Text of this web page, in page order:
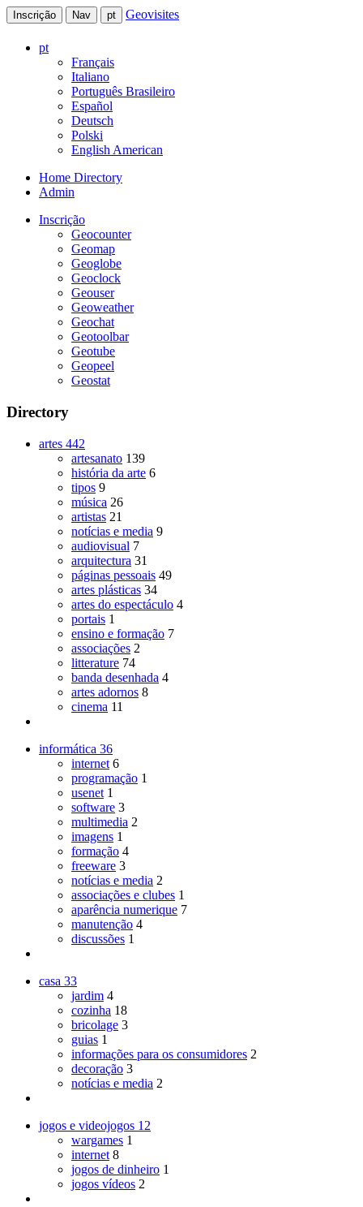
Inscrição Nav pt Geovisites
pt
Français
Italiano
Português Brasileiro
Español
Deutsch
Polski
English American
Home Directory
Admin
Inscrição
Geocounter
Geomap
Geoglobe
Geoclock
Geouser
Geoweather
Geochat
Geotoolbar
Geotube
Geopeel
Geostat
Directory
artes 442
artesanato 139
história da arte 6
tipos 9
música 26
artistas 21
notícias e media 9
audiovisual 7
arquitectura 31
páginas pessoais 49
artes plásticas 34
artes do espectáculo 4
portais 1
ensino e formação 7
associações 2
litterature 74
banda desenhada 4
artes adornos 8
cinema 11
informática 36
internet 6
programação 1
usenet 1
software 3
multimedia 2
imagens 1
formação 4
freeware 3
notícias e media 2
associações e clubes 1
aparência numerique 7
manutenção 4
discussões 1
casa 33
jardim 4
cozinha 18
bricolage 3
guias 1
informações para os consumidores 2
decoração 3
notícias e media 2
jogos e videojogos 12
wargames 1
internet 8
jogos de dinheiro 1
jogos vídeos 2